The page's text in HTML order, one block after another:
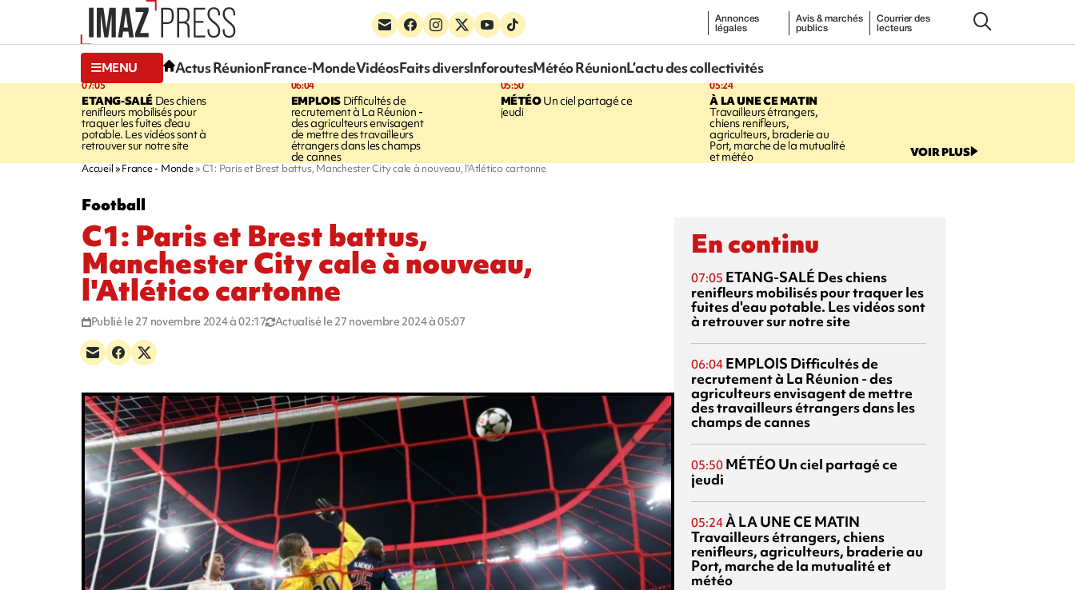
Annonces
légales
Avis & marchés
publics
Courrier des
lecteurs
MENU Actus RéunionFrance-MondeVidéosFaits diversInforoutesMétéo RéunionL’actu des collectivités
07:05
ETANG-SALÉ Des chiens
renifleurs mobilisés pour
traquer les fuites d'eau
potable. Les vidéos sont à
retrouver sur notre site
06:04
EMPLOIS Difficultés de
recrutement à La Réunion -
des agriculteurs envisagent
de mettre des travailleurs
étrangers dans les champs
de cannes
05:50
MÉTÉOUn ciel partagé ce
jeudi
05:24
À LA UNE CE MATIN
Travailleurs étrangers,
chiens renifleurs,
agriculteurs, braderie au
Port, marche de la mutualité
et météo VOIR PLUS
Accueil France - Monde C1: Paris et Brest battus, Manchester City cale à nouveau, l'Atlético cartonne
Football
C1: Paris et Brest battus,
Manchester City cale à nouveau,
l'Atlético cartonne
Publié le 27 novembre 2024 à 02:17 Actualisé le 27 novembre 2024 à 05:07
En continu
07:05 ETANG-SALÉ Des chiens
renifleurs mobilisés pour traquer les
fuites d'eau potable. Les vidéos sont
à retrouver sur notre site
06:04 EMPLOIS Difficultés de
recrutement à La Réunion - des
agriculteurs envisagent de mettre
des travailleurs étrangers dans les
champs de cannes
05:50 MÉTÉOUn ciel partagé ce
jeudi
05:24À LA UNE CE MATIN
Travailleurs étrangers, chiens
renifleurs, agriculteurs, braderie au
Port, marche de la mutualité et
météo